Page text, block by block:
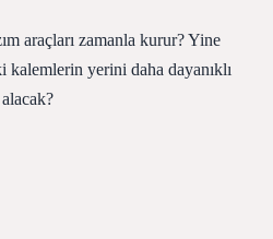
araçları zamanla kurur? Yine
yerini daha dayanıklı